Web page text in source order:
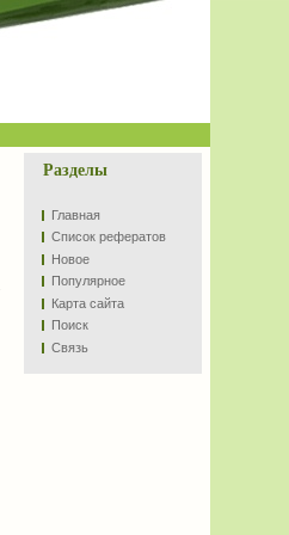
Разделы
Главная
Список рефератов
Новое
Популярное
Карта сайта
Поиск
Связь